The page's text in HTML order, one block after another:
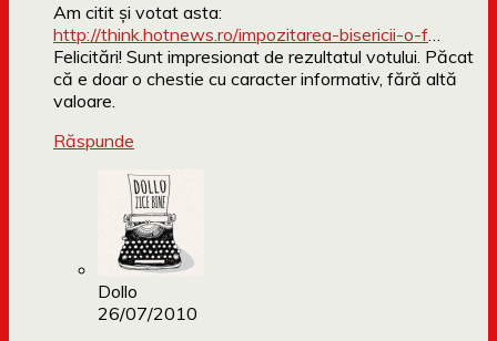
Am citit şi votat asta:
http://think.hotnews.ro/impozitarea-bisericii-o-f…
Felicitări! Sunt impresionat de rezultatul votului. Păcat
că e doar o chestie cu caracter informativ, fără altă
valoare.
Răspunde
Dollo
26/07/2010